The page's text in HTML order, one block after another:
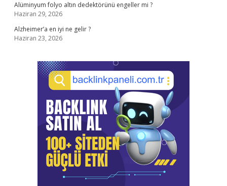
Alüminyum folyo altın dedektörünü engeller mi ?
Haziran 29, 2026
Alzheimer’a en iyi ne gelir ?
Haziran 23, 2026